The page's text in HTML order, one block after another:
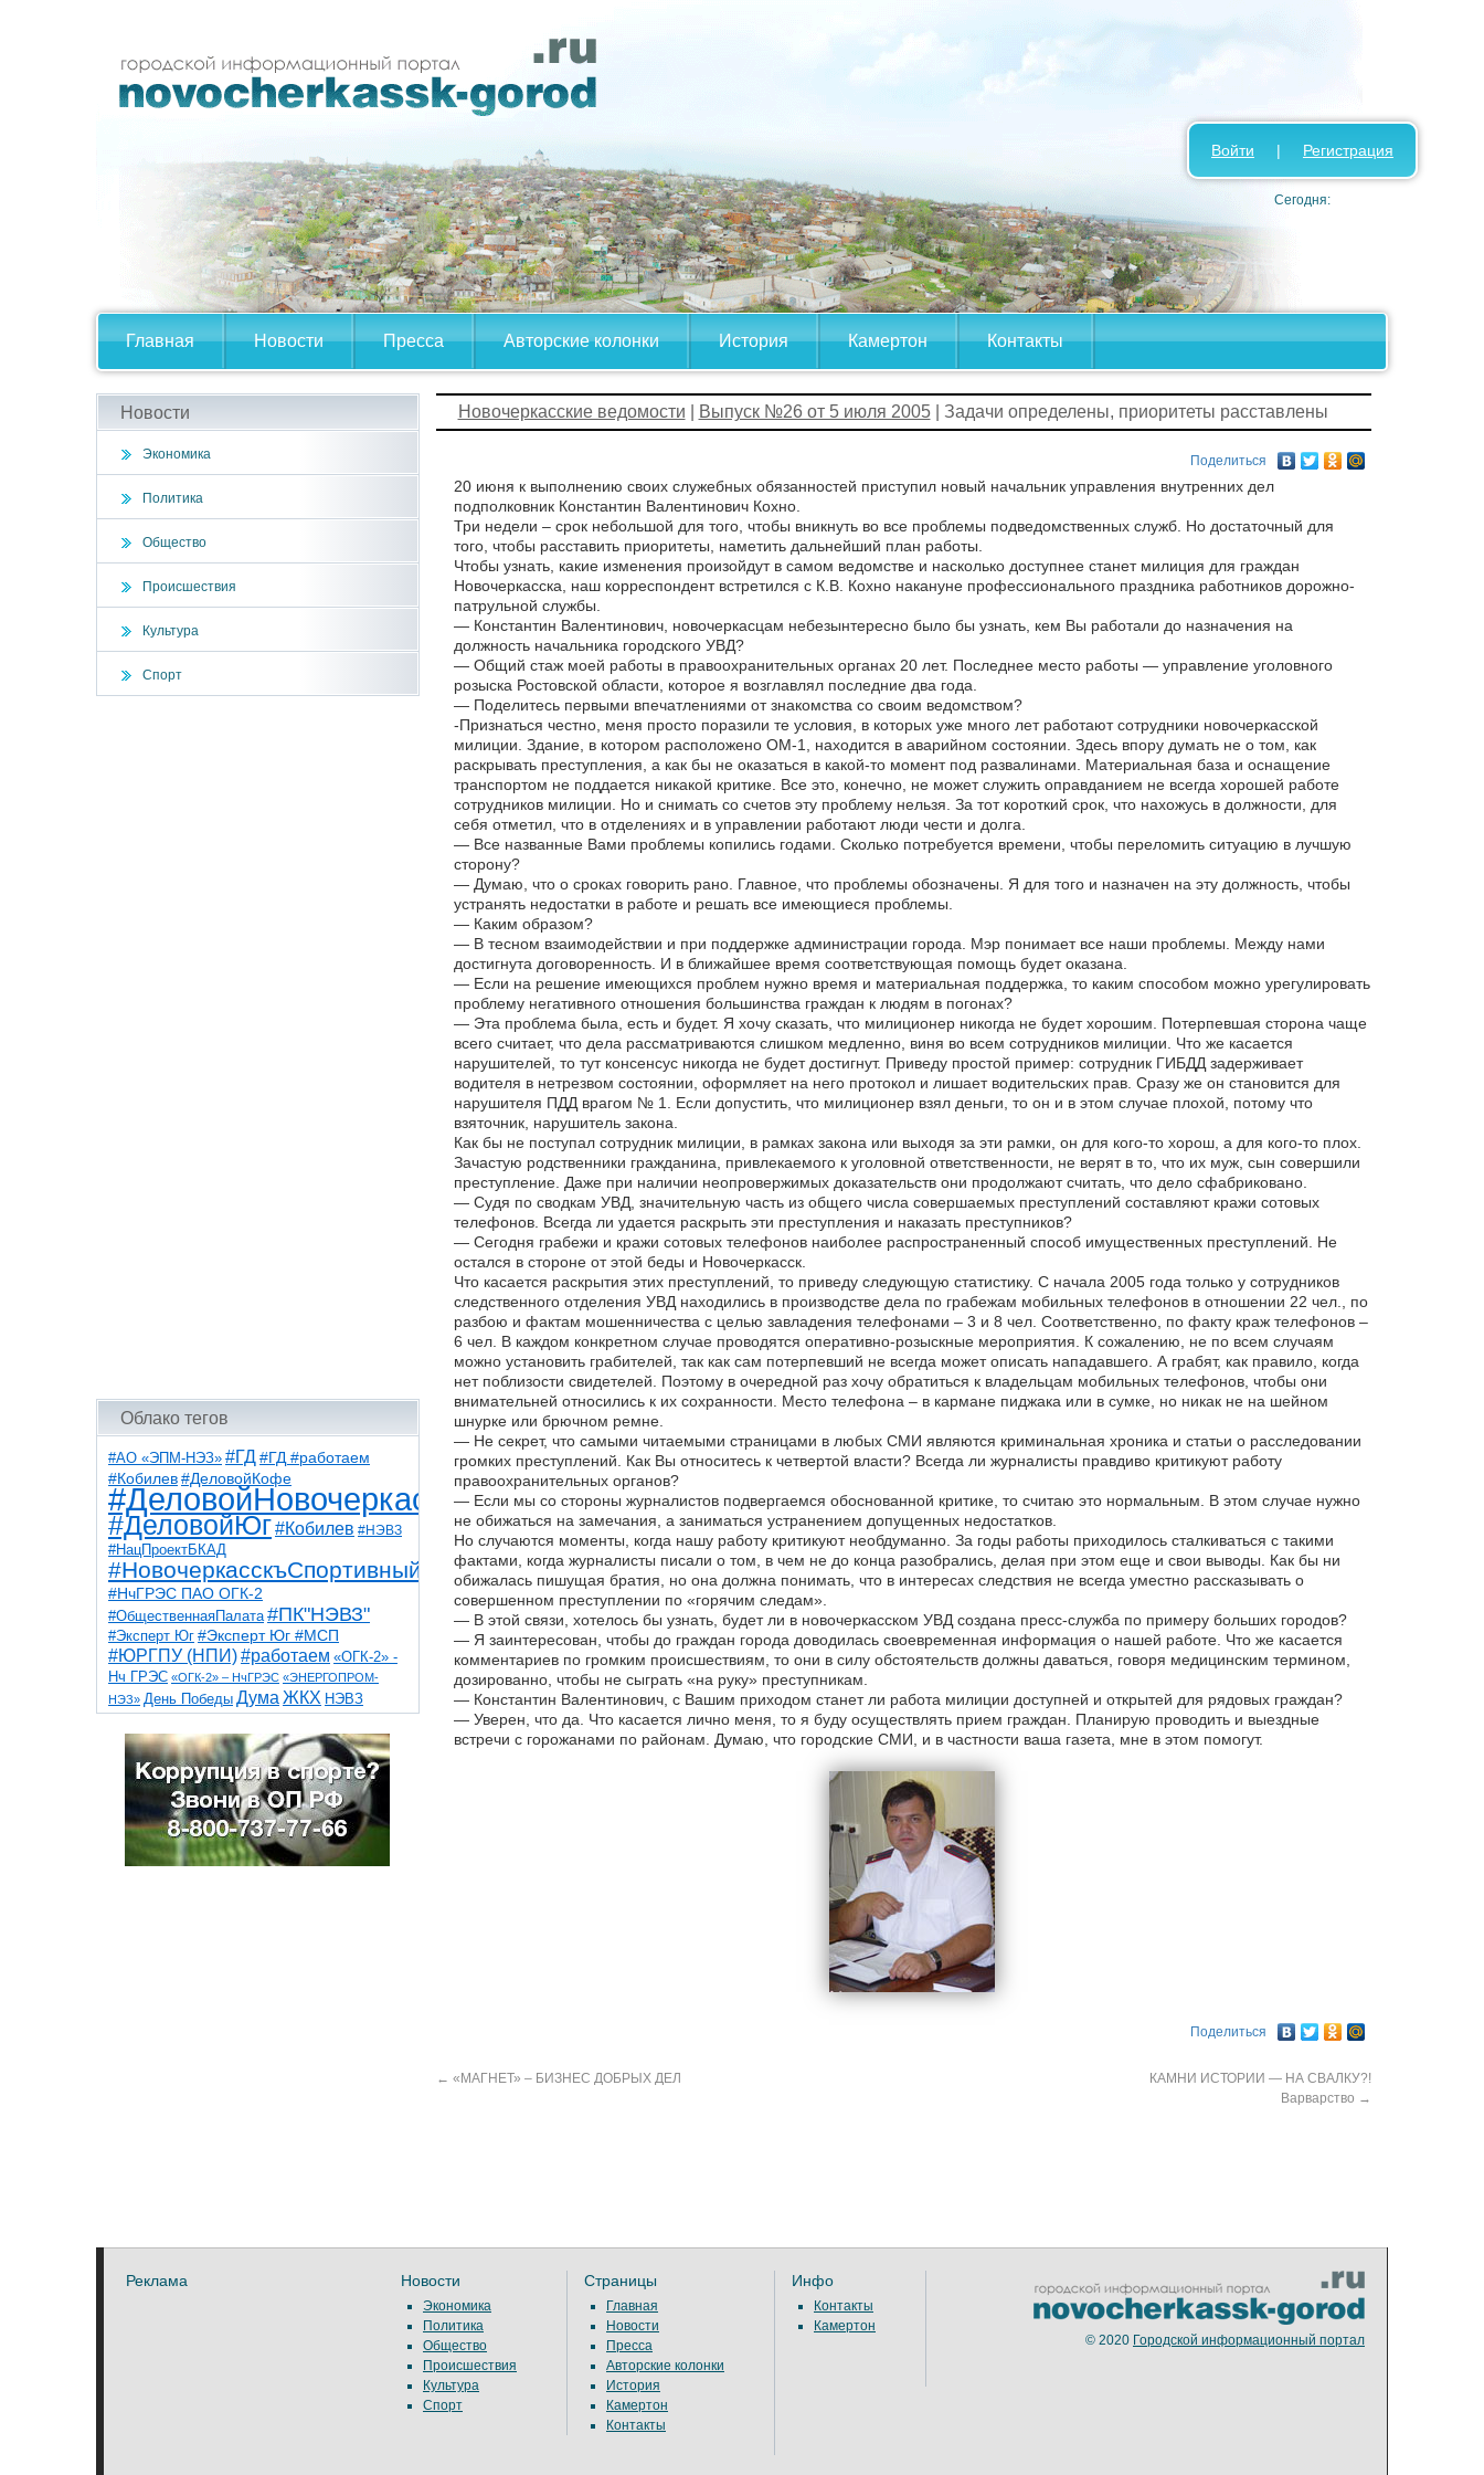
Главная Новости Пресса Авторские колонки История Камертон Контакты
Войти | Регистрация
Сегодня:
Новости
Экономика
Политика
Общество
Происшествия
Культура
Спорт
Облако тегов
#АО «ЭПМ-НЭЗ» #ГД #ГД #работаем
#Кобилев #ДеловойКофе
#ДеловойНовочеркасск
#ДеловойЮг#Кобилев #НЭВЗ
#НацПроектБКАД
#НовочеркасскъСпортивный
#НчГРЭС ПАО ОГК-2
#ОбщественнаяПалата #ПК"НЭВЗ"
#Эксперт Юг #Эксперт Юг #МСП
#ЮРГПУ (НПИ)#работаем «ОГК-2» -
Нч ГРЭС «ОГК-2» – НчГРЭС «ЭНЕРГОПРОМ-
НЭЗ» День Победы Дума ЖКХ НЭВЗ
НчГРЭС ТНТ
благоустройствоветераны выборы
детидороги казаки коррупция космос
общественная палата парк пожар роща
спорт театр транспорт художники
Новочеркасские ведомости Выпуск №26 от 5 июля 2005| Задачи определены, приоритеты расставлены
Поделиться
20 июня к выполнению своих служебных обязанностей приступил новый начальник управления внутренних дел
подполковник Константин Валентинович Кохно.
Три недели – срок небольшой для того, чтобы вникнуть во все проблемы подведомственных служб. Но достаточный для
того, чтобы расставить приоритеты, наметить дальнейший план работы.
Чтобы узнать, какие изменения произойдут в самом ведомстве и насколько доступнее станет милиция для граждан
Новочеркасска, наш корреспондент встретился с К.В. Кохно накануне профессионального праздника работников дорожно-
патрульной службы.
— Константин Валентинович, новочеркасцам небезынтересно было бы узнать, кем Вы работали до назначения на
должность начальника городского УВД?
— Общий стаж моей работы в правоохранительных органах 20 лет. Последнее место работы — управление уголовного
розыска Ростовской области, которое я возглавлял последние два года.
— Поделитесь первыми впечатлениями от знакомства со своим ведомством?
-Признаться честно, меня просто поразили те условия, в которых уже много лет работают сотрудники новочеркасской
милиции. Здание, в котором расположено ОМ-1, находится в аварийном состоянии. Здесь впору думать не о том, как
раскрывать преступления, а как бы не оказаться в какой-то момент под развалинами. Материальная база и оснащение
транспортом не поддается никакой критике. Все это, конечно, не может служить оправданием не всегда хорошей работе
сотрудников милиции. Но и снимать со счетов эту проблему нельзя. За тот короткий срок, что нахожусь в должности, для
себя отметил, что в отделениях и в управлении работают люди чести и долга.
— Все названные Вами проблемы копились годами. Сколько потребуется времени, чтобы переломить ситуацию в лучшую
сторону?
— Думаю, что о сроках говорить рано. Главное, что проблемы обозначены. Я для того и назначен на эту должность, чтобы
устранять недостатки в работе и решать все имеющиеся проблемы.
— Каким образом?
— В тесном взаимодействии и при поддержке администрации города. Мэр понимает все наши проблемы. Между нами
достигнута договоренность. И в ближайшее время соответствующая помощь будет оказана.
— Если на решение имеющихся проблем нужно время и материальная поддержка, то каким способом можно урегулировать
проблему негативного отношения большинства граждан к людям в погонах?
— Эта проблема была, есть и будет. Я хочу сказать, что милиционер никогда не будет хорошим. Потерпевшая сторона чаще
всего считает, что дела рассматриваются слишком медленно, виня во всем сотрудников милиции. Что же касается
нарушителей, то тут консенсус никогда не будет достигнут. Приведу простой пример: сотрудник ГИБДД задерживает
водителя в нетрезвом состоянии, оформляет на него протокол и лишает водительских прав. Сразу же он становится для
нарушителя ПДД врагом № 1. Если допустить, что милиционер взял деньги, то он и в этом случае плохой, потому что
взяточник, нарушитель закона.
Как бы не поступал сотрудник милиции, в рамках закона или выходя за эти рамки, он для кого-то хорош, а для кого-то плох.
Зачастую родственники гражданина, привлекаемого к уголовной ответственности, не верят в то, что их муж, сын совершили
преступление. Даже при наличии неопровержимых доказательств они продолжают считать, что дело сфабриковано.
— Судя по сводкам УВД, значительную часть из общего числа совершаемых преступлений составляют кражи сотовых
телефонов. Всегда ли удается раскрыть эти преступления и наказать преступников?
— Сегодня грабежи и кражи сотовых телефонов наиболее распространенный способ имущественных преступлений. Не
остался в стороне от этой беды и Новочеркасск.
Что касается раскрытия этих преступлений, то приведу следующую статистику. С начала 2005 года только у сотрудников
следственного отделения УВД находились в производстве дела по грабежам мобильных телефонов в отношении 22 чел., по
разбою и фактам мошенничества с целью завладения телефонами – 3 и 8 чел. Соответственно, по факту краж телефонов –
6 чел. В каждом конкретном случае проводятся оперативно-розыскные мероприятия. К сожалению, не по всем случаям
можно установить грабителей, так как сам потерпевший не всегда может описать нападавшего. А грабят, как правило, когда
нет поблизости свидетелей. Поэтому в очередной раз хочу обратиться к владельцам мобильных телефонов, чтобы они
внимательней относились к их сохранности. Место телефона – в кармане пиджака или в сумке, но никак не на шейном
шнурке или брючном ремне.
— Не секрет, что самыми читаемыми страницами в любых СМИ являются криминальная хроника и статьи о расследовании
громких преступлений. Как Вы относитесь к четвертой власти? Всегда ли журналисты правдиво критикуют работу
правоохранительных органов?
— Если мы со стороны журналистов подвергаемся обоснованной критике, то считаю это нормальным. В этом случае нужно
не обижаться на замечания, а заниматься устранением допущенных недостатков.
Но случаются моменты, когда нашу работу критикуют необдуманно. За годы работы приходилось сталкиваться с такими
фактами, когда журналисты писали о том, в чем не до конца разобрались, делая при этом еще и свои выводы. Как бы ни
обижалась пишущая братия, но она должна понимать, что в интересах следствия не всегда уместно рассказывать о
совершенном преступлении по «горячим следам».
— В этой связи, хотелось бы узнать, будет ли в новочеркасском УВД создана пресс-служба по примеру больших городов?
— Я заинтересован, чтобы до граждан города доводилась своевременная информация о нашей работе. Что же касается
комментариев по громким происшествиям, то они в силу обстоятельств должны даваться, говоря медицинским термином,
дозированно, чтобы не сыграть «на руку» преступникам.
— Константин Валентинович, с Вашим приходом станет ли работа милиции доступней и открытей для рядовых граждан?
— Уверен, что да. Что касается лично меня, то я буду осуществлять прием граждан. Планирую проводить и выездные
встречи с горожанами по районам. Думаю, что городские СМИ, и в частности ваша газета, мне в этом помогут.
Поделиться
← «МАГНЕТ» – БИЗНЕС ДОБРЫХ ДЕЛ
КАМНИ ИСТОРИИ — НА СВАЛКУ?!
Варварство →
Реклама Новости
Экономика
Политика
Общество
Происшествия
Культура
Спорт
Страницы
Главная
Новости
Пресса
Авторские колонки
История
Камертон
Контакты
Инфо
Контакты
Камертон
© 2020 Городской информационный портал